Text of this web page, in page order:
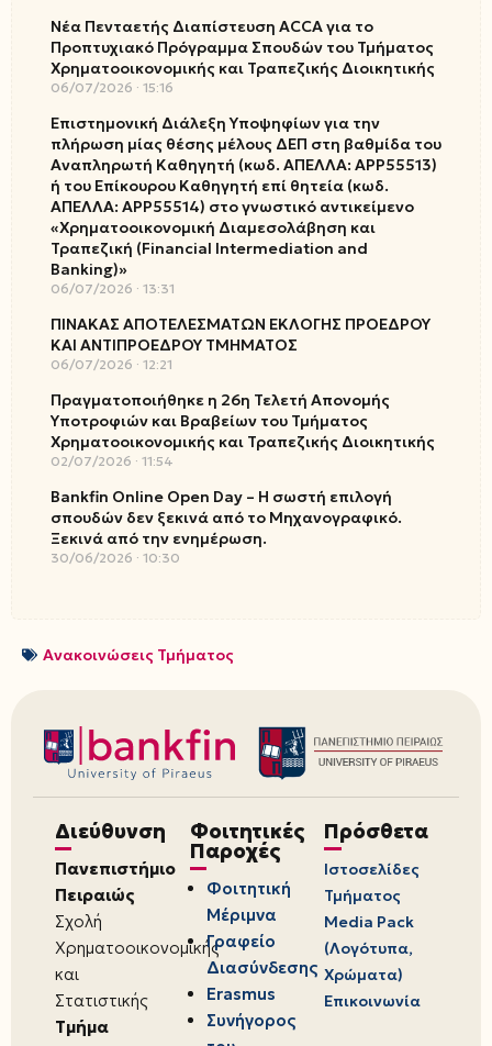
Νέα Πενταετής Διαπίστευση ACCA για το
Προπτυχιακό Πρόγραμμα Σπουδών του Τμήματος
Χρηματοοικονομικής και Τραπεζικής Διοικητικής
06/07/2026 15:16
Επιστημονική Διάλεξη Υποψηφίων για την
πλήρωση μίας θέσης μέλους ΔΕΠ στη βαθμίδα του
Αναπληρωτή Καθηγητή (κωδ. ΑΠΕΛΛΑ: ΑΡΡ55513)
ή του Επίκουρου Καθηγητή επί θητεία (κωδ.
ΑΠΕΛΛΑ: ΑΡΡ55514) στο γνωστικό αντικείμενο
«Χρηματοοικονομική Διαμεσολάβηση και
Τραπεζική (Financial Intermediation and
Banking)»
06/07/2026 13:31
ΠΙΝΑΚΑΣ ΑΠΟΤΕΛΕΣΜΑΤΩΝ ΕΚΛΟΓΗΣ ΠΡΟΕΔΡΟΥ
ΚΑΙ ΑΝΤΙΠΡΟΕΔΡΟΥ ΤΜΗΜΑΤΟΣ
06/07/2026 12:21
Πραγματοποιήθηκε η 26η Τελετή Απονομής
Υποτροφιών και Βραβείων του Τμήματος
Χρηματοοικονομικής και Τραπεζικής Διοικητικής
02/07/2026 11:54
Bankfin Online Open Day – Η σωστή επιλογή
σπουδών δεν ξεκινά από το Μηχανογραφικό.
Ξεκινά από την ενημέρωση.
30/06/2026 10:30
Ανακοινώσεις Τμήματος
Διεύθυνση
Πανεπιστήμιο
Πειραιώς
Σχολή
Χρηματοοικονομικής
και
Στατιστικής
Τμήμα
Φοιτητικές
Παροχές
Φοιτητική
Μέριμνα
Γραφείο
Διασύνδεσης
Erasmus
Συνήγορος
Πρόσθετα
Ιστοσελίδες
Τμήματος
Media Pack
(Λογότυπα,
Χρώματα)
Επικοινωνία